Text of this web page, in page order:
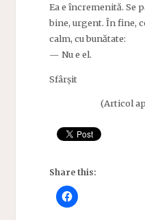
Ea e încremenită. Se
bine, urgent. În fine,
calm, cu bunătate:
— Nu e el.
Sfârșit
(Articol
Share this: